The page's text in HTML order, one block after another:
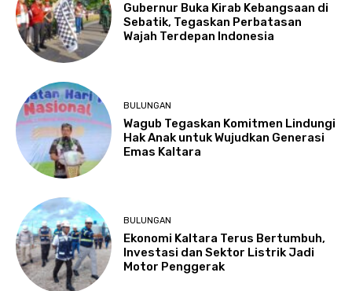
Gubernur Buka Kirab Kebangsaan di
Sebatik, Tegaskan Perbatasan
Wajah Terdepan Indonesia
BULUNGAN
Wagub Tegaskan Komitmen Lindungi
Hak Anak untuk Wujudkan Generasi
Emas Kaltara
BULUNGAN
Ekonomi Kaltara Terus Bertumbuh,
Investasi dan Sektor Listrik Jadi
Motor Penggerak